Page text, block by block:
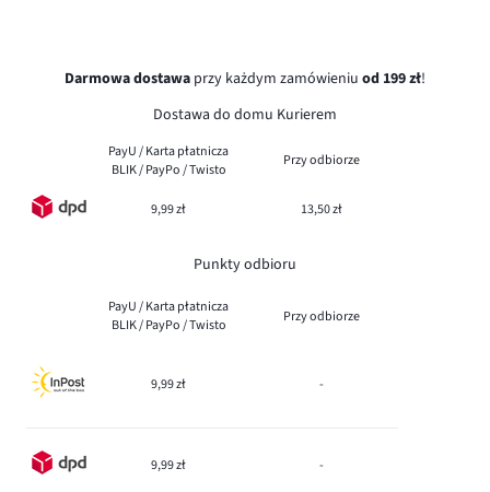
Darmowa dostawa przy każdym zamówieniu od 199 zł!
Dostawa do domu Kurierem
PayU / Karta płatnicza
BLIK / PayPo / Twisto
Przy odbiorze
9,99 zł 13,50 zł
Punkty odbioru
PayU / Karta płatnicza
BLIK / PayPo / Twisto
Przy odbiorze
9,99 zł -
9,99 zł -